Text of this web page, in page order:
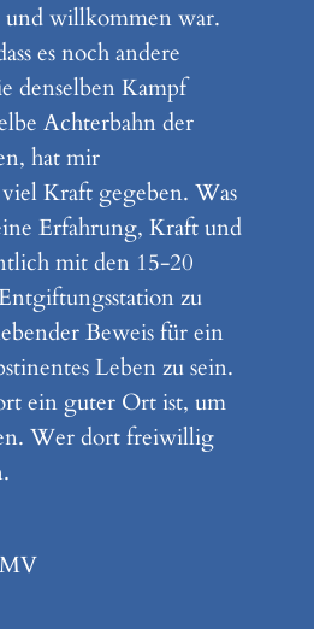
und willkommen war.
es noch andere
denselben Kampf
Achterbahn der
hat mir
Kraft gegeben. Was
Erfahrung, Kraft und
mit den 15-20
zu
Beweis für ein
Leben zu sein.
ein guter Ort ist, um
Wer dort freiwillig